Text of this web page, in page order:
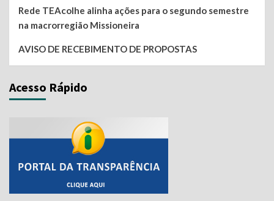
Rede TEAcolhe alinha ações para o segundo semestre
na macrorregião Missioneira
AVISO DE RECEBIMENTO DE PROPOSTAS
Acesso Rápido